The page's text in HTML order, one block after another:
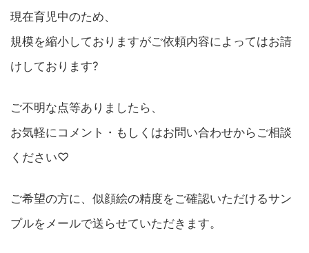
現在育児中のため、
規模を縮小しておりますがご依頼内容によってはお請
けしております?
ご不明な点等ありましたら、
お気軽にコメント・もしくはお問い合わせからご相談
ください♡
ご希望の方に、似顔絵の精度をご確認いただけるサン
プルをメールで送らせていただきます。